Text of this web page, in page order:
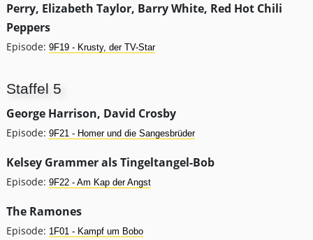
Perry, Elizabeth Taylor, Barry White, Red Hot Chili
Peppers
Episode: 9F19 - Krusty, der TV-Star
Staffel 5
George Harrison, David Crosby
Episode: 9F21 - Homer und die Sangesbrüder
Kelsey Grammer als Tingeltangel-Bob
Episode: 9F22 - Am Kap der Angst
The Ramones
Episode: 1F01 - Kampf um Bobo